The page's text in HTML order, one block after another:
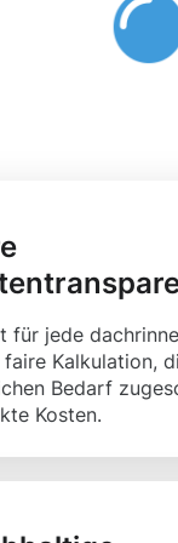
für jede
Kalkulation,
Bedarf
Kosten.